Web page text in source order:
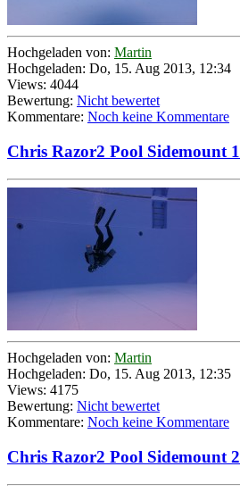
Hochgeladen von: Martin
Hochgeladen: Do, 15. Aug 2013, 12:34
Views: 4044
Bewertung: Nicht bewertet
Kommentare: Noch keine Kommentare
Chris Razor2 Pool Sidemount 1
Hochgeladen von: Martin
Hochgeladen: Do, 15. Aug 2013, 12:35
Views: 4175
Bewertung: Nicht bewertet
Kommentare: Noch keine Kommentare
Chris Razor2 Pool Sidemount 2